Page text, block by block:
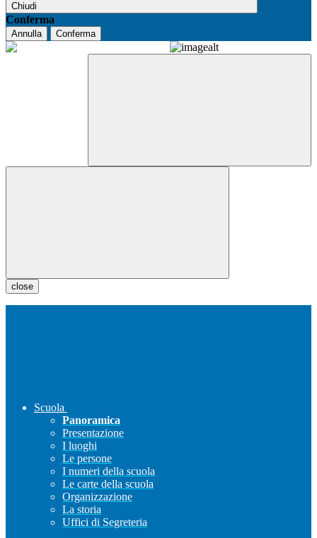
Chiudi
Conferma
Annulla Conferma
close
Scuola
Panoramica
Presentazione
I luoghi
Le persone
I numeri della scuola
Le carte della scuola
Organizzazione
La storia
Uffici di Segreteria